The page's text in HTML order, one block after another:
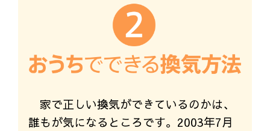
家で正しい換気ができているのかは、
誰もが気になるところです。2003年7月